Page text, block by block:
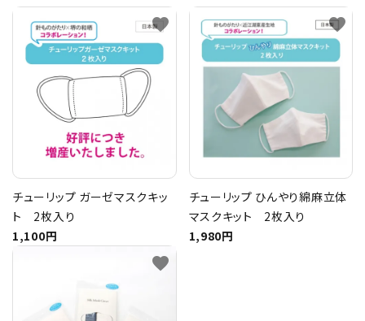
用途
商品カテゴリー
トピックス
配送方法
プライバシーポリシー
チューリップ ガーゼマスクキッ
ト 2枚入り
1,100円
favorite
チューリップ ひんやり綿麻立体
マスクキット 2枚入り
1,980円
favorite
favorite